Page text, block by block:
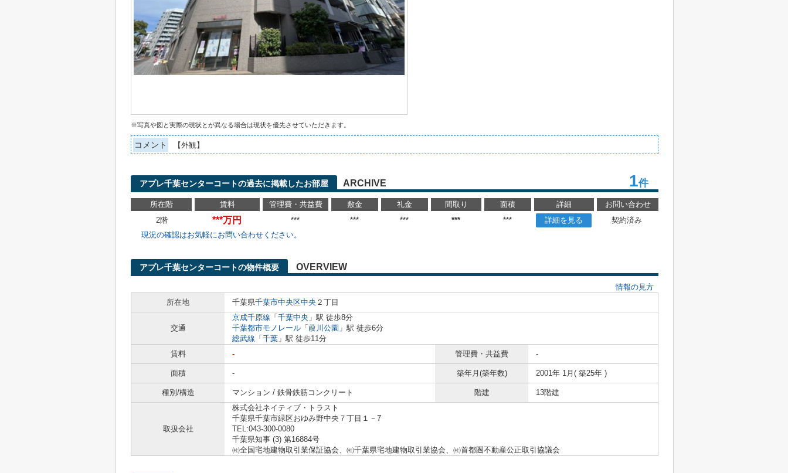
※写真や図と実際の現状とが異なる場合は現状を優先させていただきます。
コメント 【外観】
アプレ千葉センターコートの過去に掲載したお部屋 ARCHIVE 1件
所在階 賃料 管理費・共益費 敷金 礼金 間取り 面積 詳細
お問い合わせ
2階
***万円 *** *** *** *** *** 詳細を見る
契約済み
現況の確認はお気軽にお問い合わせください。
アプレ千葉センターコートの物件概要 OVERVIEW
情報の見方
所在地
千葉県千葉市中央区中央 ２丁目
交通
京成千原線 「 千葉中央 」駅 徒歩8分
千葉都市モノレール 「 葭川公園 」駅 徒歩6分
総武線 「 千葉 」駅 徒歩11分
賃料
- 管理費・共益費 -
面積 - 築年月(築年数) 2001年 1月( 築25年 )
種別/構造 マンション / 鉄骨鉄筋コンクリート 階建 13階建
取扱会社
株式会社ネイティブ・トラスト
千葉県千葉市緑区おゆみ野中央７丁目１－7
TEL:043-300-0080
千葉県知事 (3) 第16884号
㈳全国宅地建物取引業保証協会、㈳千葉県宅地建物取引業協会、㈳首都圏不動産公正取引協議会